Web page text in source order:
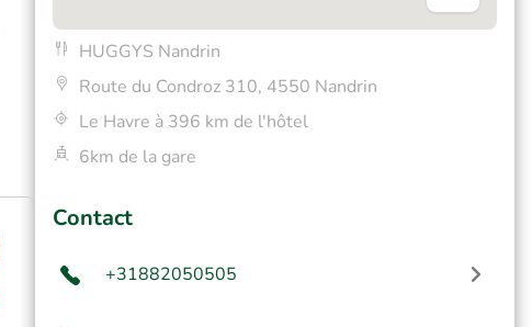
HUGGYS Nandrin
Route du Condroz 310, 4550 Nandrin
Le Havre à 396 km de l'hôtel
6km de la gare
Contact
+31882050505